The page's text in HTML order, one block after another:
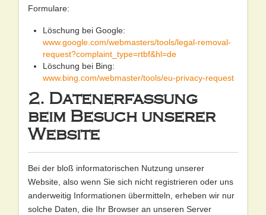
Formulare:
Löschung bei Google:
www.google.com/webmasters/tools/legal-removal-
request?complaint_type=rtbf&hl=de
Löschung bei Bing:
www.bing.com/webmaster/tools/eu-privacy-request
2. Datenerfassung
beim Besuch unserer
Website
Bei der bloß informatorischen Nutzung unserer
Website, also wenn Sie sich nicht registrieren oder uns
anderweitig Informationen übermitteln, erheben wir nur
solche Daten, die Ihr Browser an unseren Server